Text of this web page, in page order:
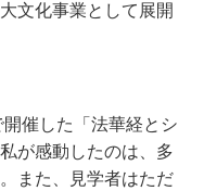
文化事業として展開
催した「法華経とシ
が感動したのは、多
また、見学者はただ